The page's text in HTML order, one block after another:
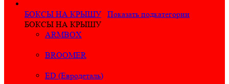
БОКСЫ НА КРЫШУ
Показать подкатегории
БОКСЫ НА КРЫШУ
ARMBOX
BROOMER
ED (Евродеталь)